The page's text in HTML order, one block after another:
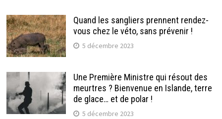
Quand les sangliers prennent rendez-
vous chez le véto, sans prévenir !
5 décembre 2023
Une Première Ministre qui résout des
meurtres ? Bienvenue en Islande, terre
de glace… et de polar !
5 décembre 2023